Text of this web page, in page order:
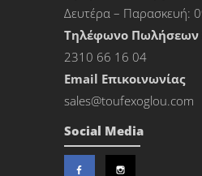
Δευτέρα – Παρασκευή:
Τηλέφωνο Πωλήσεων
2310 66 16 04
Εmail Επικοινωνίας
sales@toufexoglou.com
Social Media